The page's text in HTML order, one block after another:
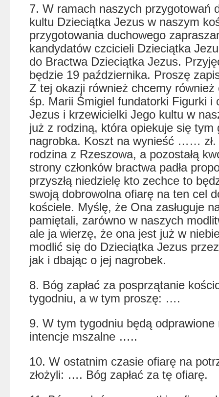
7. W ramach naszych przygotowań
kultu Dzieciątka Jezus w naszym
przygotowania duchowego
kandydatów czcicieli Dzieciątka
do Bractwa Dzieciątka Jezus.
będzie 19 października. Proszę
Z tej okazji również chcemy również
śp. Marii Śmigiel fundatorki Figurki i
Jezus i krzewicielki Jego kultu w
już z rodziną, która opiekuje się tym
nagrobka. Koszt na wynieść …… zł.
rodzina z Rzeszowa, a pozostałą
strony członków bractwa padła
przyszłą niedzielę kto zechce to
swoją dobrowolna ofiarę na ten cel
kościele. Myślę, że Ona zasługuje
pamiętali, zarówno w naszych
ale ja wierzę, że ona jest już w
modlić się do Dzieciątka Jezus
jak i dbając o jej nagrobek.
8. Bóg zapłać za posprzątanie
tygodniu, a w tym proszę: ….
9. W tym tygodniu będą odprawione
intencje mszalne …..
10. W ostatnim czasie ofiarę na
złożyli: …. Bóg zapłać za tę ofiarę.